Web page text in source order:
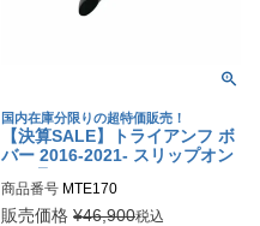
国内在庫分限りの超特価販売！
【決算SALE】トライアンフ ボ
バー 2016-2021- スリップオン
マフラー "Bedlam Slash-Cut"
ブラック MOTONE
商品番号 MTE170
販売価格 ¥46,900税込